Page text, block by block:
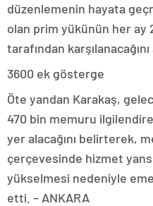
düzenlemenin hayata
olan prim yükünün her ay
tarafından karşılanacağını
3600 ek gösterge
Öte yandan Karakaş,
470 bin memuru
yer alacağını belirterek,
çerçevesinde hizmet
yükselmesi nedeniyle
etti. – ANKARA